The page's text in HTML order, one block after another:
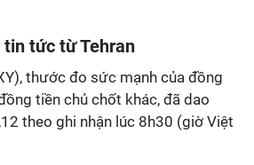
tức từ Tehran
thước đo sức mạnh của đồng
tiền chủ chốt khác, đã dao
theo ghi nhận lúc 8h30 (giờ Việt